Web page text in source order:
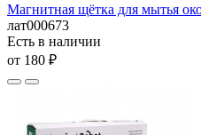
Магнитная щётка для мытья
лат000673
Есть в наличии
от 180 ₽